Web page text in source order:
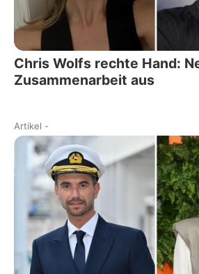
Chris Wolfs rechte Hand:
Zusammenarbeit aus
Artikel -